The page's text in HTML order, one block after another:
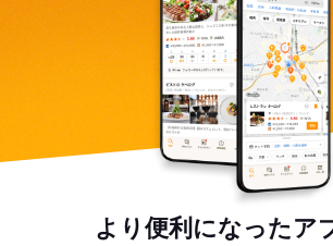
より便利になったア